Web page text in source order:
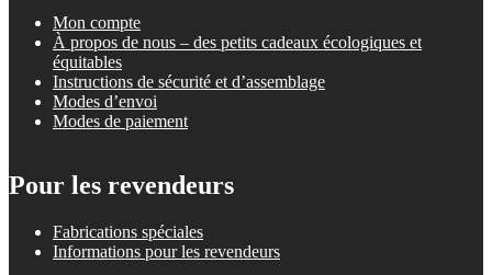
Mon compte
À propos de nous – des petits cadeaux écologiques et
équitables
Instructions de sécurité et d’assemblage
Modes d’envoi
Modes de paiement
Pour les revendeurs
Fabrications spéciales
Informations pour les revendeurs